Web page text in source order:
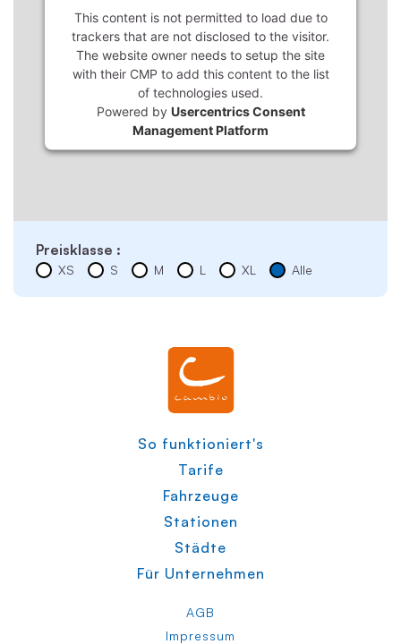
This content is not permitted to load due to
trackers that are not disclosed to the visitor.
The website owner needs to setup the site
with their CMP to add this content to the list
of technologies used.
Powered by Usercentrics Consent
Management Platform
Preisklasse :
XS S M L XL Alle
So funktioniert's
Tarife
Fahrzeuge
Stationen
Städte
Für Unternehmen
AGB
Impressum